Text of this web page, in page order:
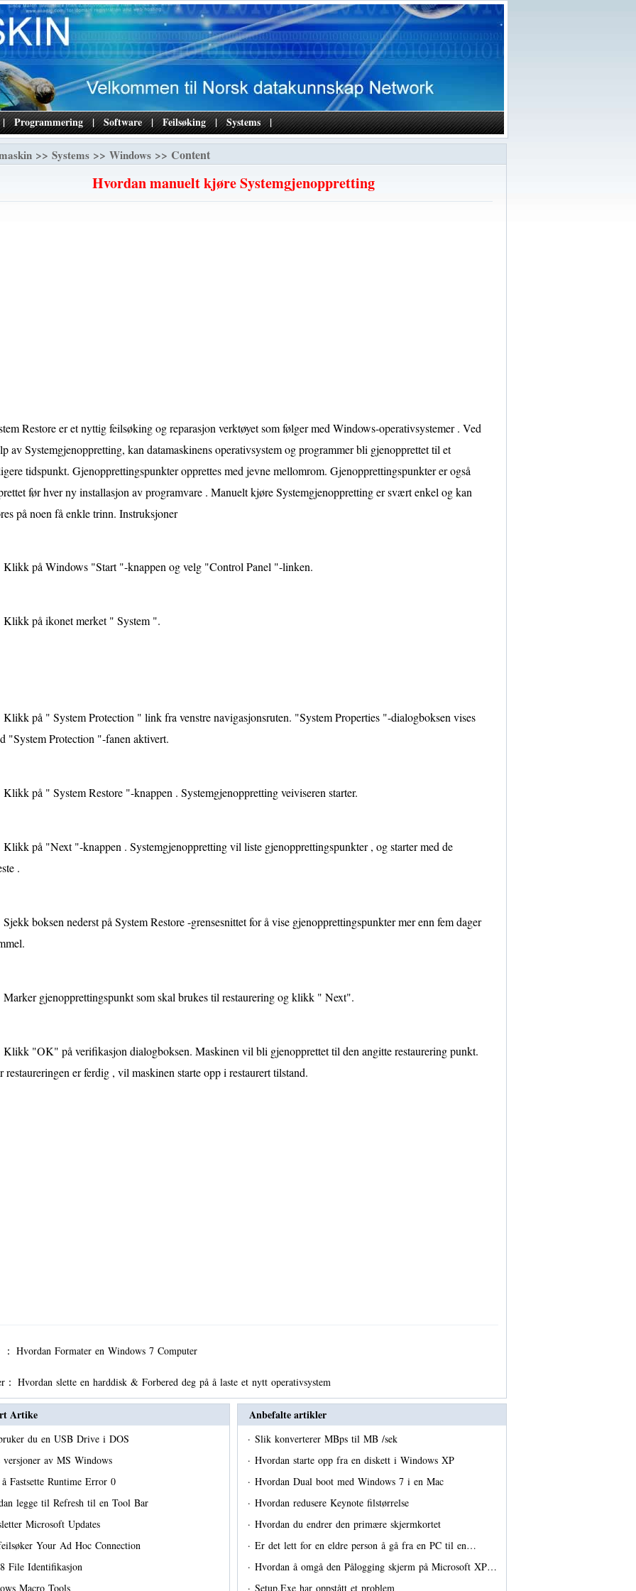
Programmering | Software | Feilsøking | Systems |
>> Systems >> Windows >> Content
Hvordan manuelt kjøre Systemgjenoppretting
Restore er et nyttig feilsøking og reparasjon verktøyet som følger med Windows-operativsystemer . Ved
av Systemgjenoppretting, kan datamaskinens operativsystem og programmer bli gjenopprettet til et
tidspunkt. Gjenopprettingspunkter opprettes med jevne mellomrom. Gjenopprettingspunkter er også
før hver ny installasjon av programvare . Manuelt kjøre Systemgjenoppretting er svært enkel og kan
på noen få enkle trinn. Instruksjoner
Klikk på Windows "Start "-knappen og velg "Control Panel "-linken.
Klikk på ikonet merket " System ".
Klikk på " System Protection " link fra venstre navigasjonsruten. "System Properties "-dialogboksen vises
"System Protection "-fanen aktivert.
Klikk på " System Restore "-knappen . Systemgjenoppretting veiviseren starter.
Klikk på "Next "-knappen . Systemgjenoppretting vil liste gjenopprettingspunkter , og starter med de
.
Sjekk boksen nederst på System Restore -grensesnittet for å vise gjenopprettingspunkter mer enn fem dager
Marker gjenopprettingspunkt som skal brukes til restaurering og klikk " Next".
Klikk "OK" på verifikasjon dialogboksen. Maskinen vil bli gjenopprettet til den angitte restaurering punkt.
restaureringen er ferdig , vil maskinen starte opp i restaurert tilstand.
Hvordan Formater en Windows 7 Computer
： Hvordan slette en harddisk & Forbered deg på å laste et nytt operativsystem
Artike
du en USB Drive i DOS
av MS Windows
Fastsette Runtime Error 0
legge til Refresh til en Tool Bar
Microsoft Updates
Your Ad Hoc Connection
File Identifikasjon
Macro Tools
Anbefalte artikler
· Slik konverterer MBps til MB /sek
· Hvordan starte opp fra en diskett i Windows XP
· Hvordan Dual boot med Windows 7 i en Mac
· Hvordan redusere Keynote filstørrelse
· Hvordan du endrer den primære skjermkortet
· Er det lett for en eldre person å gå fra en PC til en…
· Hvordan å omgå den Pålogging skjerm på Microsoft XP…
· Setup.Exe har oppstått et problem